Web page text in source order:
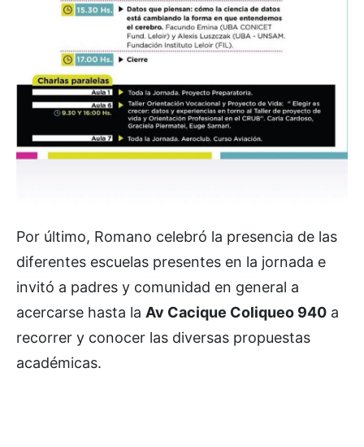
Por último, Romano celebró la presencia de las
diferentes escuelas presentes en la jornada e
invitó a padres y comunidad en general a
acercarse hasta la Av Cacique Coliqueo 940 a
recorrer y conocer las diversas propuestas
académicas.